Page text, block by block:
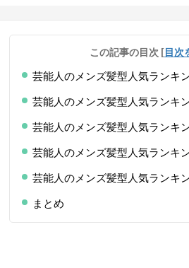
この記事の目次 [目次
芸能人のメンズ髪型人気ランキ
芸能人のメンズ髪型人気ランキ
芸能人のメンズ髪型人気ランキ
芸能人のメンズ髪型人気ランキ
芸能人のメンズ髪型人気ランキ
まとめ